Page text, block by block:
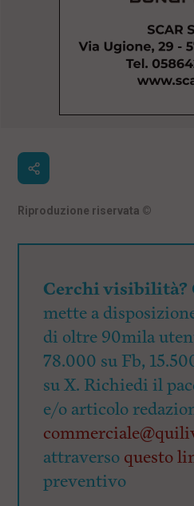
Riproduzione riservata ©
Cerchi visibilità?
mette a
di oltre 90mila
78.000 su Fb,
su X. Richiedi il
e/o articolo
attraverso questo
preventivo